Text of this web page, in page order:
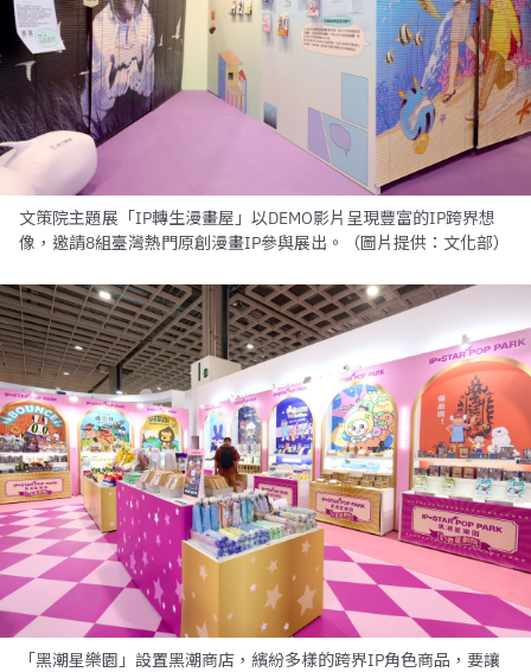
文策院主題展「IP轉生漫畫屋」以DEMO影片呈現豐富的IP跨界想
像，邀請8組臺灣熱門原創漫畫IP參與展出。（圖片提供：文化部）
「黑潮星樂園」設置黑潮商店，繽紛多樣的跨界IP角色商品，要讓